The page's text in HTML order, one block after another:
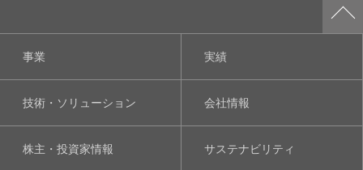
事業 実績
技術・ソリューション 会社情報
株主・投資家情報 サステナビリティ